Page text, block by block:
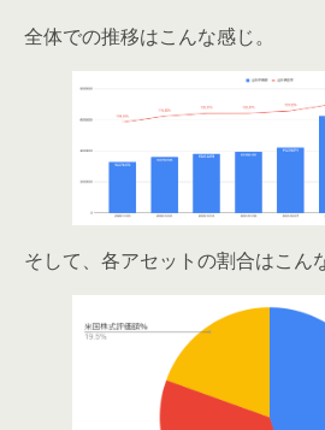
全体での推移はこんな感じ。
そして、各アセットの割合はこん